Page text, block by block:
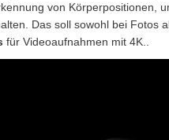
von Körperpositionen,
Das soll sowohl bei Fotos
für Videoaufnahmen mit 4K..